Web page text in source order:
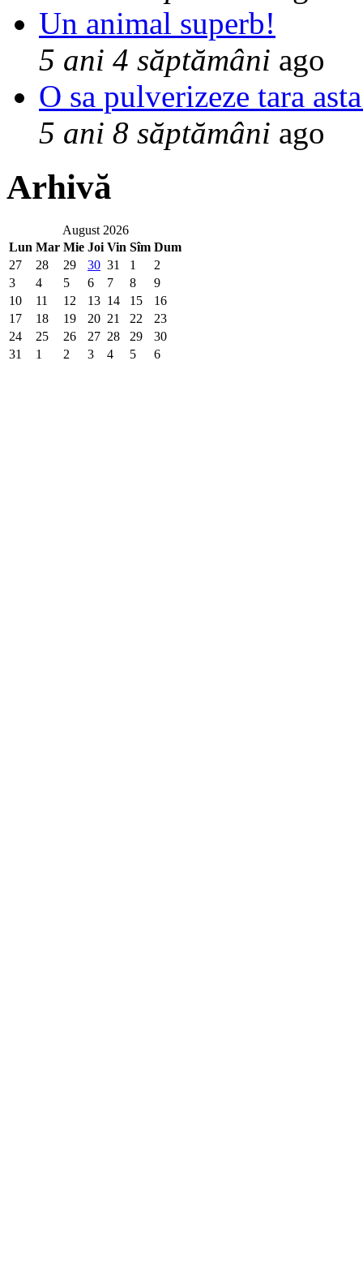
Un animal superb!
5 ani 4 săptămâni ago
O sa pulverizeze tara
5 ani 8 săptămâni ago
Arhivă
August 2026
Lun Mar Mie Joi Vin Sîm Dum
27
28 29 30 31 1
2
3
4 5 6 7 8
9
10
11 12 13 14 15
16
17
18 19 20 21 22
23
24
25 26 27 28 29
30
31
1 2 3 4 5 6